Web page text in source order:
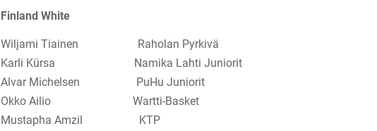
Finland White
Wiljami Tiainen Raholan Pyrkivä
Karli Kürsa Namika Lahti Juniorit
Alvar Michelsen PuHu Juniorit
Okko Ailio Wartti-Basket
Mustapha Amzil KTP